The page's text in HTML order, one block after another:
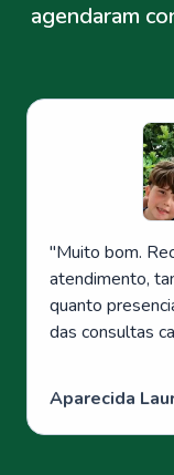
agendaram
"Muito bom.
atendimento,
quanto
das consultas
Aparecida